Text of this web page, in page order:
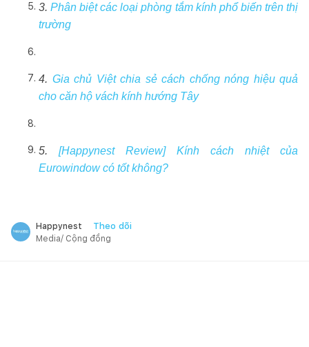
3.Phân biệt các loại phòng tắm kính phổ biến trên thị
trường
4. Gia chủ Việt chia sẻ cách chống nóng hiệu quả
cho căn hộ vách kính hướng Tây
5. [Happynest Review] Kính cách nhiệt của
Eurowindow có tốt không?
Happynest Theo dõi
Media/ Cộng đồng